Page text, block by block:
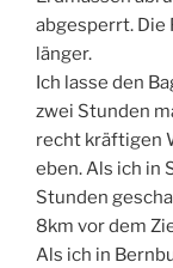
abgesperrt. Die
länger.
Ich lasse den
zwei Stunden
recht kräftigen
eben. Als ich in
Stunden
8km vor dem
Als ich in